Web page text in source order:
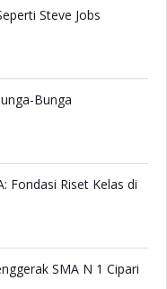
dengan
Peserta Didik
Steve Jobs
Bunga
Fondasi Riset Kelas di
SMA N 1 Cipari